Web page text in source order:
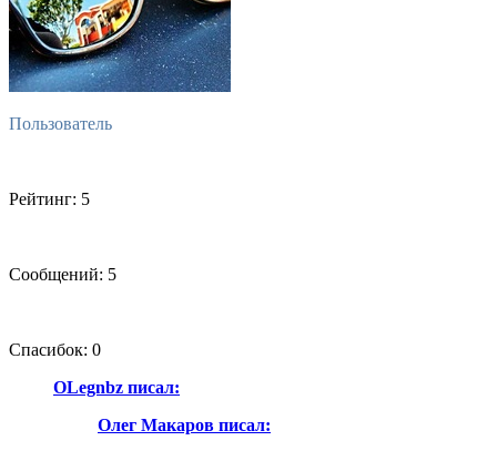
Пользователь
Рейтинг: 5
Сообщений: 5
Спасибок: 0
OLegnbz писал:
Олег Макаров писал: